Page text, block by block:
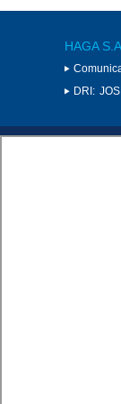
HAGA
DRI: